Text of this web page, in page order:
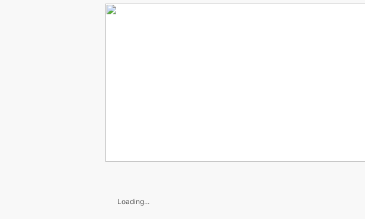
Loading...